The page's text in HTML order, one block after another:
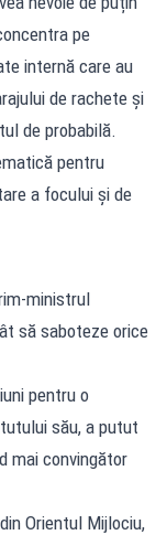
pe
internă care au
de rachete și
de probabilă.
pentru
a focului și de
ministrul
să saboteze orice
pentru o
său, a putut
mai convingător
Orientul Mijlociu,